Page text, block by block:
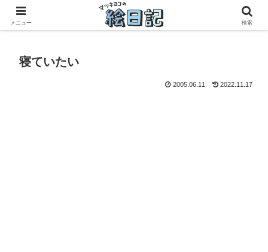
滋賀に移住した50代元主婦、フリーランス×パートの毎日
寝ていたい
2005.06.11 2022.11.17
メニュー 検索